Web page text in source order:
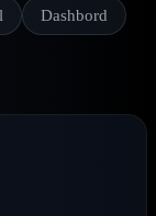
Dashbord